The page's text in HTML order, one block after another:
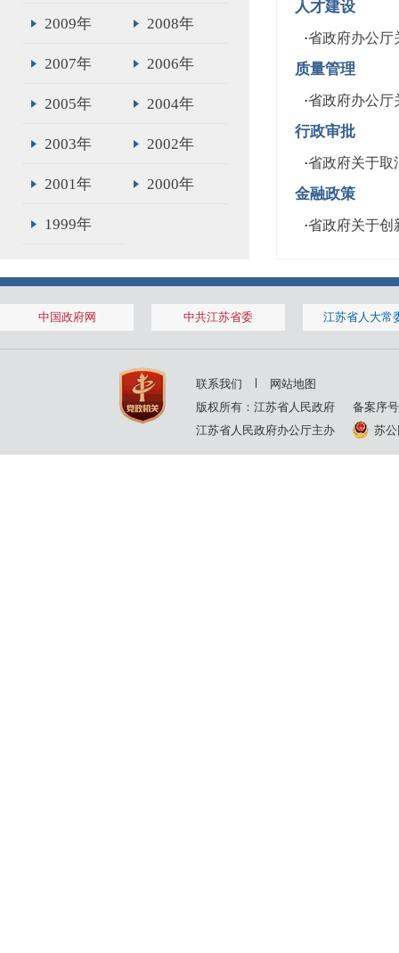
2009年 2008年
2007年 2006年
2005年 2004年
2003年 2002年
2001年 2000年
1999年
人才建设
·省政府办公厅
质量管理
·省政府办公厅
行政审批
·省政府关于取
金融政策
·省政府关于创
中国政府网 中共江苏省委 江苏省人大常
联系我们
网站地图
版权所有：江苏省人民政府
备案序
江苏省人民政府办公厅主办
苏